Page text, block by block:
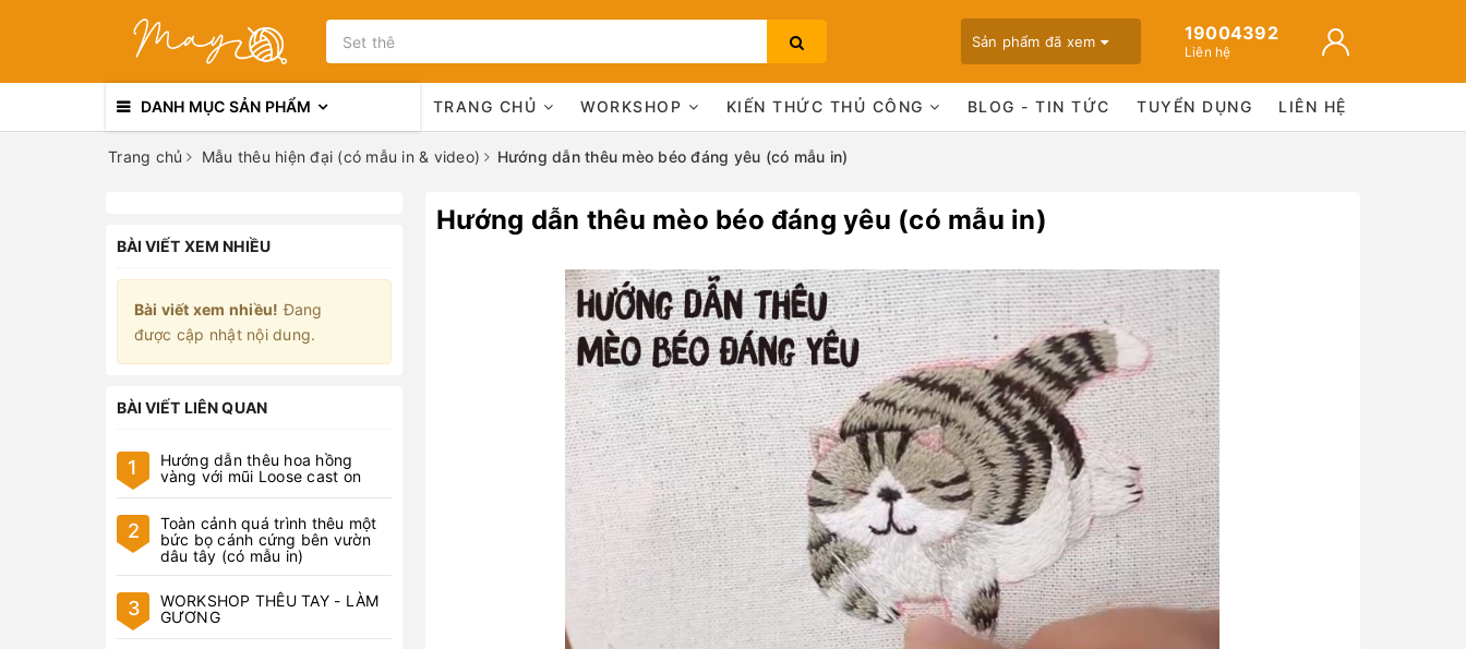
Sản phẩm đã xem 19004392
Liên hệ
DANH MỤC SẢN PHẨM TRANG CHỦ WORKSHOP KIẾN THỨC THỦ CÔNG BLOG - TIN TỨC TUYỂN DỤNG LIÊN HỆ
Trang chủ Mẫu thêu hiện đại (có mẫu in & video) Hướng dẫn thêu mèo béo đáng yêu (có mẫu in)
Hướng dẫn thêu mèo béo đáng yêu (có mẫu in)
BÀI VIẾT XEM NHIỀU
Bài viết xem nhiều! Đang
được cập nhật nội dung.
BÀI VIẾT LIÊN QUAN
1
Hướng dẫn thêu hoa hồng
vàng với mũi Loose cast on
2
Toàn cảnh quá trình thêu một
bức bọ cánh cứng bên vườn
dâu tây (có mẫu in)
3
WORKSHOP THÊU TAY - LÀM
GƯƠNG